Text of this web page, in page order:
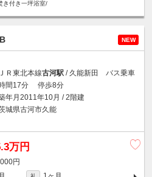
き付き一坪浴室/
NEW
ＪＲ東北本線古河駅 / 久能新田 バス乗車
間17分 停歩8分
年月2011年10月 / 2階建
城県古河市久能
万円
円